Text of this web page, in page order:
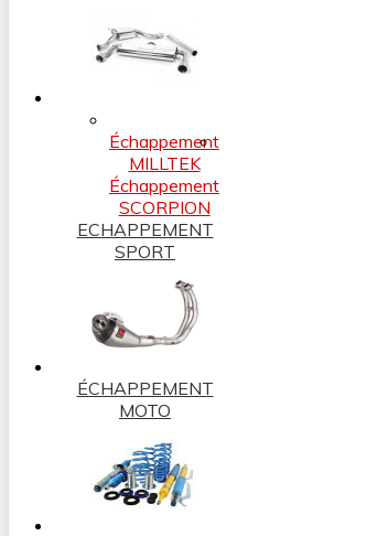
Échappement
MILLTEK
Échappement
SCORPION
ECHAPPEMENT
SPORT
ÉCHAPPEMENT
MOTO